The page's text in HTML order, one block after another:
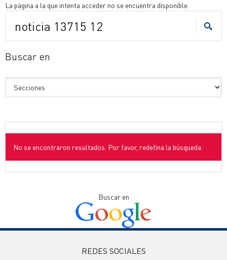
La página a la que intenta acceder no se encuentra disponible.
Buscar en
No se encontraron resultados. Por favor, redefina la búsqueda.
Buscar en
REDES SOCIALES